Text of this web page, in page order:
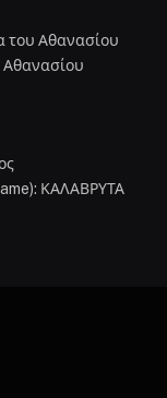
του Αθανασίου
Αθανασίου
ΚΑΛΑΒΡΥΤΑ